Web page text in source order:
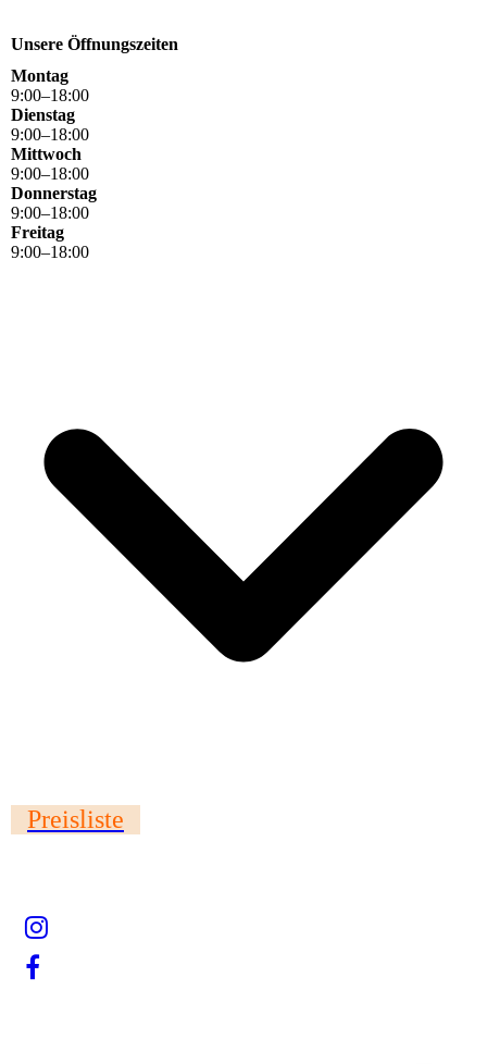
Unsere Öffnungszeiten
Montag
9:00–18:00
Dienstag
9:00–18:00
Mittwoch
9:00–18:00
Donnerstag
9:00–18:00
Freitag
9:00–18:00
Preisliste